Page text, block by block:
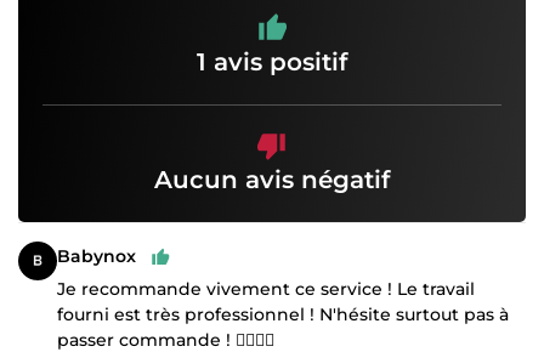
1 avis positif
Aucun avis négatif
Babynox
Je recommande vivement ce service ! Le travail
fourni est très professionnel ! N'hésite surtout pas à
passer commande ! 👍🏻👍🏻